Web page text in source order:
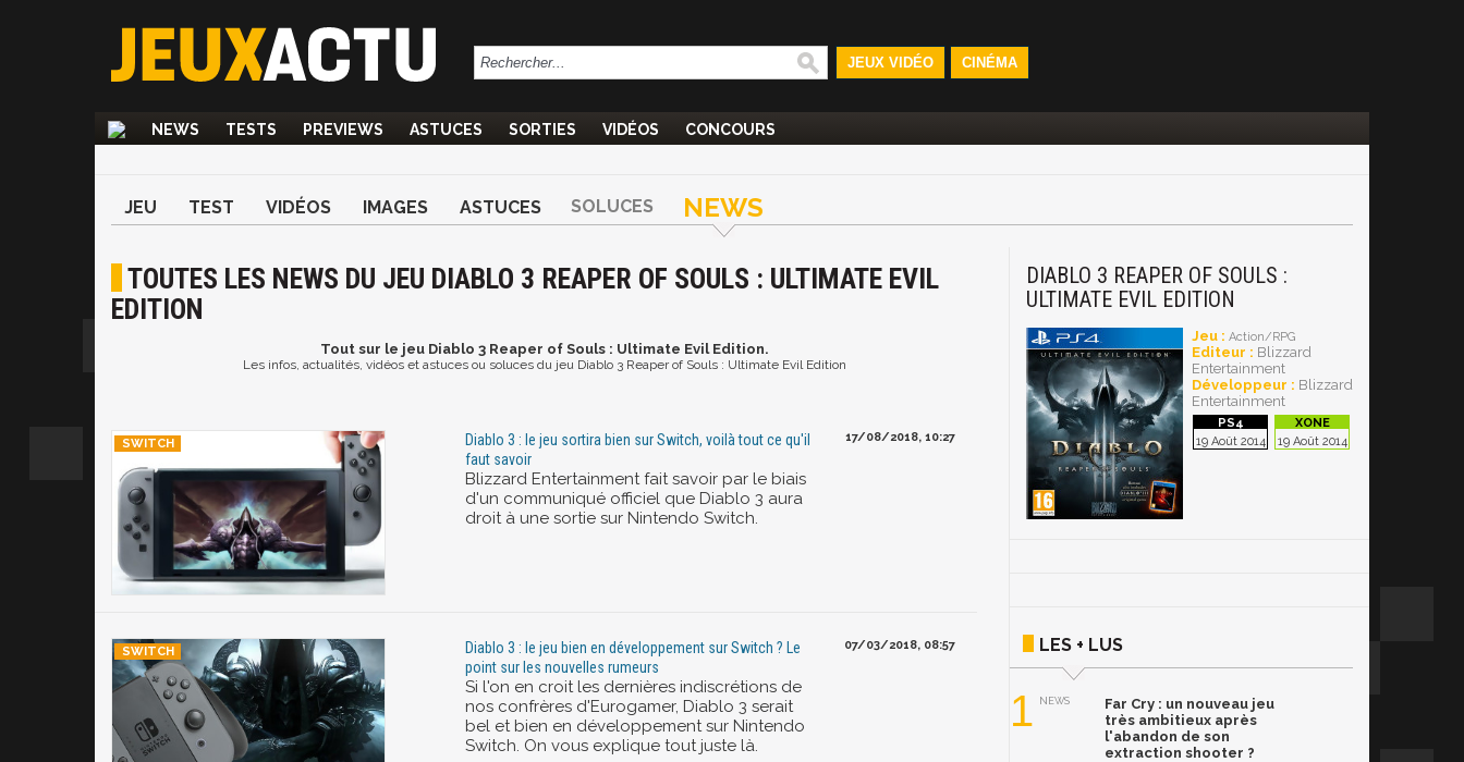
JEUX VIDÉO CINÉMA
NEWS TESTS PREVIEWS ASTUCES SORTIES VIDÉOS CONCOURS
JEU TEST VIDÉOS IMAGES ASTUCES SOLUCES NEWS
TOUTES LES NEWS DU JEU DIABLO 3 REAPER OF SOULS : ULTIMATE EVIL
EDITION
Toutsur le jeu Diablo 3 Reaper of Souls : Ultimate Evil Edition.
Les infos, actualités, vidéos et astuces ou soluces du jeu Diablo 3 Reaper of Souls : Ultimate Evil Edition
Diablo 3 : le jeu sortira bien sur Switch, voilà tout ce qu'il
faut savoir
Blizzard Entertainment fait savoir par le biais
d'un communiqué officiel que Diablo 3 aura
droit à une sortie sur Nintendo Switch.
17/08/2018, 10:27
Diablo 3 : le jeu bien en développement sur Switch ? Le
point sur les nouvelles rumeurs
Si l'on en croit les dernières indiscrétions de
nos confrères d'Eurogamer, Diablo 3 serait
bel et bien en développement sur Nintendo
Switch. On vous explique tout juste là.
07/03/2018, 08:57
DIABLO 3 REAPER OF SOULS :
ULTIMATE EVIL EDITION
Jeu : Action/RPG
Editeur : Blizzard
Entertainment
Développeur : Blizzard
Entertainment
19 Août 2014 19 Août 2014
LES + LUS
1 NEWS
Far Cry : un nouveau jeu
très ambitieux après
l'abandon de son
extraction shooter ?